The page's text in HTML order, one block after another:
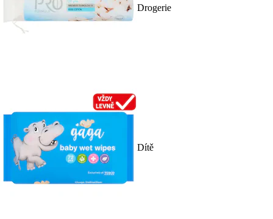
Drogerie
Dítě